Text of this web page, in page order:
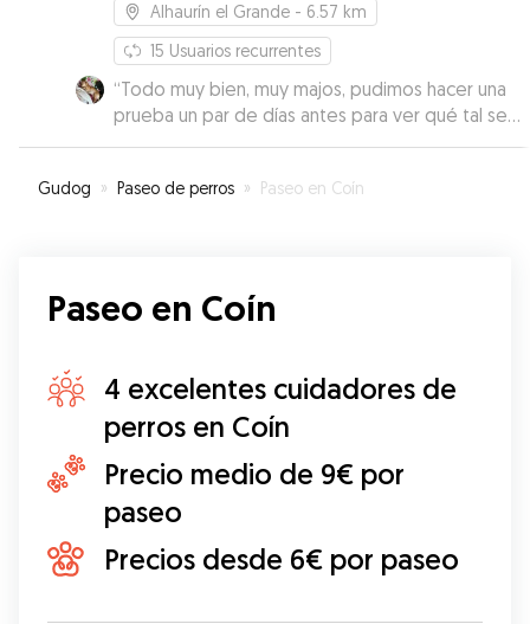
Alhaurín el Grande - 6.57 km
15 Usuarios recurrentes
“Todo muy bien, muy majos, pudimos hacer una
prueba un par de días antes para ver qué tal se
llevaba con el resto de perros Rápida
Gudog » Paseo de perros » Paseo en Coín
Paseo en Coín
4 excelentes cuidadores de
perros en Coín
Precio medio de 9€ por
paseo
Precios desde 6€ por paseo